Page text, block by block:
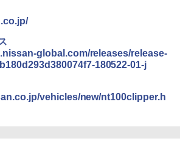
global.com/releases/release-
180522-01-j
vehicles/new/nt100clipper.h